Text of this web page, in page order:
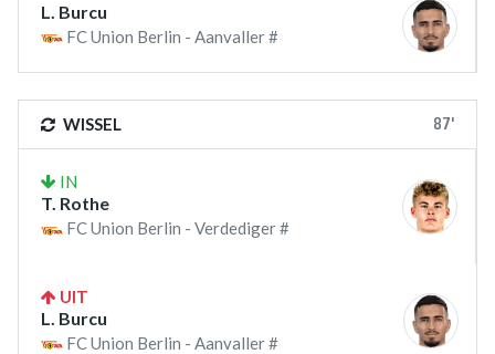
L. Burcu
FC Union Berlin - Aanvaller #
WISSEL 87'
IN
T. Rothe
FC Union Berlin - Verdediger #
UIT
L. Burcu
FC Union Berlin - Aanvaller #